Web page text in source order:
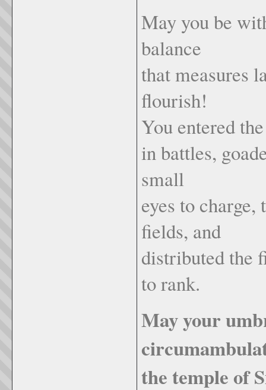
May you be
balance
that measures
flourish!
You entered
in battles,
small
eyes to
fields, and
distributed the
to rank.
May your
the temple of